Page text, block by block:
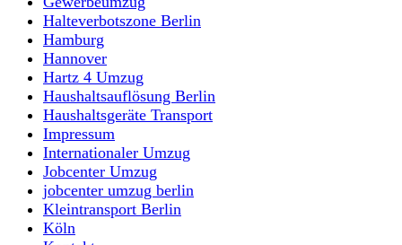
Halteverbotszone Berlin
Hamburg
Hannover
Hartz 4 Umzug
Haushaltsauflösung Berlin
Haushaltsgeräte Transport
Impressum
Internationaler Umzug
Jobcenter Umzug
jobcenter umzug berlin
Kleintransport Berlin
Köln